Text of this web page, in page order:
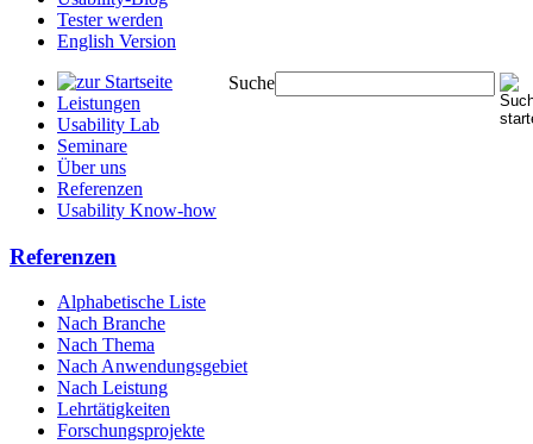
Tester werden
English Version
Suche
Leistungen
Usability Lab
Seminare
Über uns
Referenzen
Usability Know-how
Referenzen
Alphabetische Liste
Nach Branche
Nach Thema
Nach Anwendungsgebiet
Nach Leistung
Lehrtätigkeiten
Forschungsprojekte